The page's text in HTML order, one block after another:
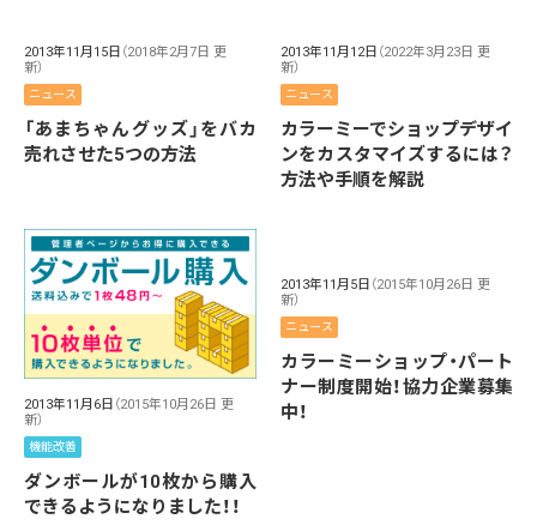
2013年11月15日 （2018年2月7日 更
新）
ニュース
「あまちゃんグッズ」をバカ
売れさせた5つの方法
2013年11月12日 （2022年3月23日 更
新）
ニュース
カラーミーでショップデザイ
ンをカスタマイズするには？
方法や手順を解説
2013年11月6日 （2015年10月26日 更
新）
機能改善
ダンボールが10枚から購入
できるようになりました！！
2013年11月5日 （2015年10月26日 更
新）
ニュース
カラーミーショップ・パート
ナー制度開始！協力企業募集
中！